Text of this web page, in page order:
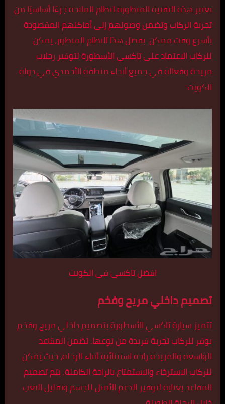
تعتبر هذه التقنية المتطورة لنظام الملاحة جزءًا أساسيًا من
تجربة الركاب وتضمن وصولهم إلى أماكنهم المقصودة
بأسرع وقت ممكن. بفضل هذا النظام المتطور، يمكن
للركاب الاعتماد على تاكسي الأسطورة لتوفير رحلات
مريحة وفعالة في جميع أنحاء منطقة الأحمدي في دولة
الكويت.
افضل تاكسي في الكويت
تصميم داخلي مريح وفخم
تتميز سيارة تاكسي الأسطورة بتصميم داخلي مريح وفخم
يوفر للركاب تجربة فريدة من نوعها. تضمن المقاعد
الواسعة والمريحة راحة استثنائية أثناء الرحلة، حيث يمكن
للركاب الاسترخاء والاستمتاع بالراحة الكاملة. يتم تصميم
المقاعد بعناية لتوفير الدعم الأمثل للجسم وتقليل التعب